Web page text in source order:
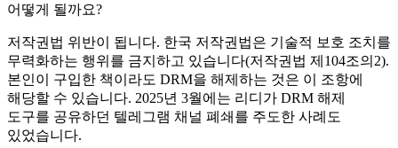
어떻게 될까요?
저작권법 위반이 됩니다. 한국 저작권법은 기술적 보호 조치를
무력화하는 행위를 금지하고 있습니다(저작권법 제104조의2).
본인이 구입한 책이라도 DRM을 해제하는 것은 이 조항에
해당할 수 있습니다. 2025년 3월에는 리디가 DRM 해제
도구를 공유하던 텔레그램 채널 폐쇄를 주도한 사례도
있었습니다.